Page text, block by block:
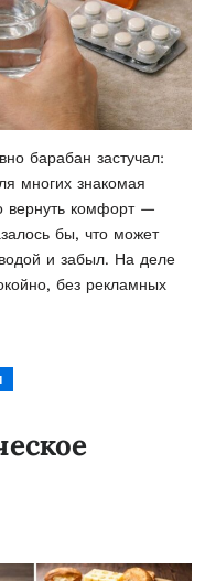
барабан застучал:
многих знакомая
вернуть комфорт —
бы, что может
и забыл. На деле
без рекламных